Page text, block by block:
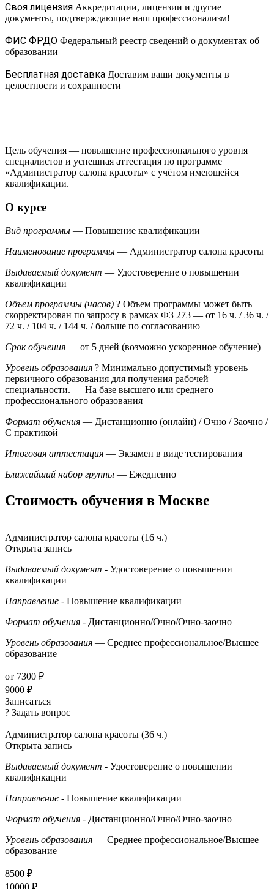
Своя лицензия Аккредитации, лицензии и другие
документы, подтверждающие наш профессионализм!
ФИС ФРДО Федеральный реестр сведений о документах об
образовании
Бесплатная доставка Доставим ваши документы в
целостности и сохранности
Цель обучения — повышение профессионального уровня
специалистов и успешная аттестация по программе
«Администратор салона красоты» с учётом имеющейся
квалификации.
О курсе
Вид программы — Повышение квалификации
Наименование программы — Администратор салона красоты
Выдаваемый документ — Удостоверение о повышении
квалификации
Объем программы (часов) ? Объем программы может быть
скорректирован по запросу в рамках ФЗ 273 — от 16 ч. / 36 ч. /
72 ч. / 104 ч. / 144 ч. / больше по согласованию
Срок обучения — от 5 дней (возможно ускоренное обучение)
Уровень образования ? Минимально допустимый уровень
первичного образования для получения рабочей
специальности. — На базе высшего или среднего
профессионального образования
Формат обучения — Дистанционно (онлайн) / Очно / Заочно /
С практикой
Итоговая аттестация — Экзамен в виде тестирования
Ближайший набор группы — Ежедневно
Стоимость обучения в Москве
Администратор салона красоты (16 ч.)
Открыта запись
Выдаваемый документ - Удостоверение о повышении
квалификации
Направление - Повышение квалификации
Формат обучения - Дистанционно/Очно/Очно-заочно
Уровень образования — Среднее профессиональное/Высшее
образование
от 7300 ₽
9000 ₽
Записаться
? Задать вопрос
Администратор салона красоты (36 ч.)
Открыта запись
Выдаваемый документ - Удостоверение о повышении
квалификации
Направление - Повышение квалификации
Формат обучения - Дистанционно/Очно/Очно-заочно
Уровень образования — Среднее профессиональное/Высшее
образование
8500 ₽
10000 ₽